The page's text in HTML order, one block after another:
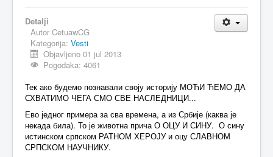
MAGAZIN
FELJTON
PISMA ČITALACA
IMPRESUM
Detalji
Autor CetuawCG
Kategorija: Vesti
Objavljeno 01 jul 2013
Pogodaka: 4061
Тек ако будемо познавали своју историју МОЋИ ЋЕМО ДА
СХВАТИМО ЧЕГА СМО СВЕ НАСЛЕДНИЦИ...
Ево једног примера за сва времена, а из Србије (каква је
некада била). То је животна прича О ОЦУ И СИНУ. О сину
истинском српском РАТНОМ ХЕРОЈУ и оцу СЛАВНОМ
СРПСКОМ НАУЧНИКУ.